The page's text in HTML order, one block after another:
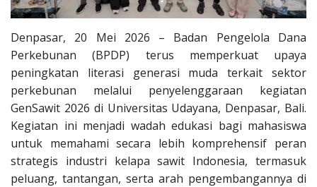
Indonesia
Denpasar, 20 Mei 2026 – Badan Pengelola Dana
Perkebunan (BPDP) terus memperkuat upaya
peningkatan literasi generasi muda terkait sektor
perkebunan melalui penyelenggaraan kegiatan
GenSawit 2026 di Universitas Udayana, Denpasar, Bali.
Kegiatan ini menjadi wadah edukasi bagi mahasiswa
untuk memahami secara lebih komprehensif peran
strategis industri kelapa sawit Indonesia, termasuk
peluang, tantangan, serta arah pengembangannya di